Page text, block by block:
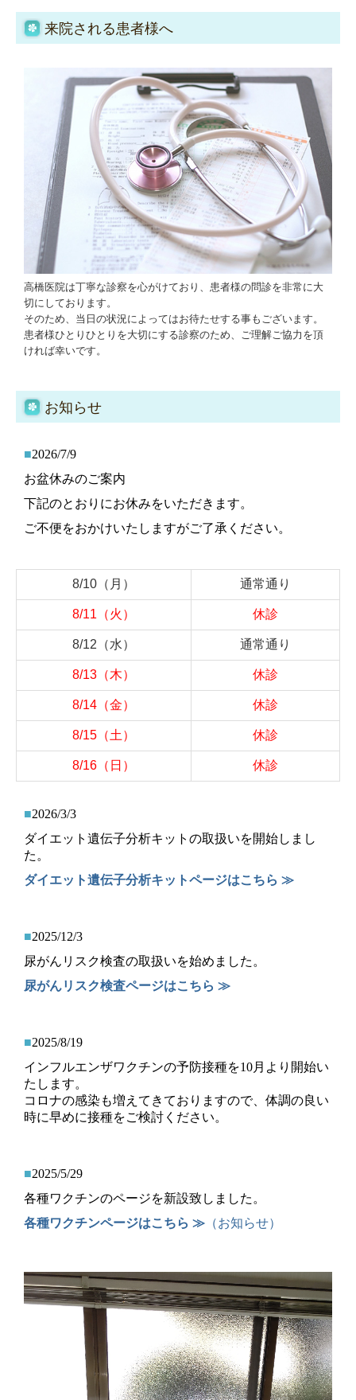
来院される患者様へ
高橋医院は丁寧な診察を心がけており、患者様の問診を非常に大
切にしております。
そのため、当日の状況によってはお待たせする事もございます。
患者様ひとりひとりを大切にする診察のため、ご理解ご協力を頂
ければ幸いです。
お知らせ
■2026/7/9
お盆休みのご案内
下記のとおりにお休みをいただきます。
ご不便をおかけいたしますがご了承ください。
8/10 （月） 通常通 り
8/11 （火） 休診
8/12 （水） 通常通 り
8/13 （木） 休診
8/14 （金） 休診
8/15 （土） 休診
8/16 （日） 休診
■2026/3/3
ダイエット遺伝子分析キットの取扱いを開始しまし
た。
ダイエット遺伝子分析キットページはこちら ≫
■2025/12/3
尿がんリスク検査の取扱いを始めました。
尿がんリスク検査ページはこちら ≫
■2025/8/19
インフルエンザワクチンの予防接種を10月より開始い
たします。
コロナの感染も増えてきておりますので、体調の良い
時に早めに接種をご検討ください。
■2025/5/29
各種ワクチンのページを新設致しました。
各種ワクチンページはこちら ≫ （お知らせ）